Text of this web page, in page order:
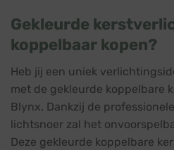
Gekleurde
koppelbaar kopen?
Heb jij een uniek
met de gekleurde koppelbare
Blynx. Dankzij de
lichtsnoer zal het
Deze gekleurde koppelbare